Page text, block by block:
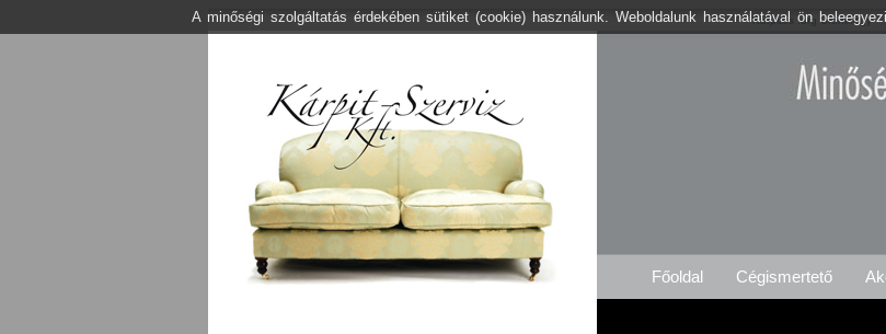
Kárpitos .org Ürömhegy
Főoldal Cégismertető
A minőségi szolgáltatás érdekében sütiket (cookie) használunk. Weboldalunk használatával ön